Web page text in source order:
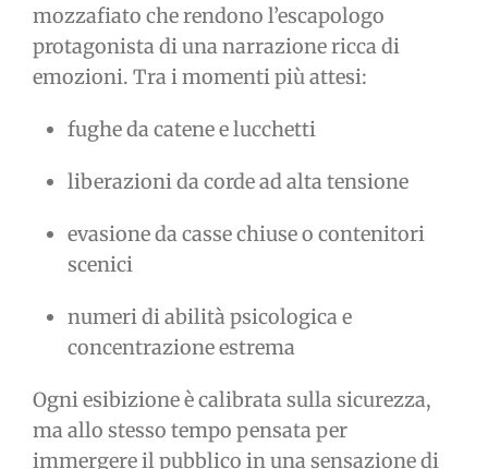
mozzafiato che rendono l’escapologo
protagonista di una narrazione ricca di
emozioni. Tra i momenti più attesi:
fughe da catene e lucchetti
liberazioni da corde ad alta tensione
evasione da casse chiuse o contenitori
scenici
numeri di abilità psicologica e
concentrazione estrema
Ogni esibizione è calibrata sulla sicurezza,
ma allo stesso tempo pensata per
immergere il pubblico in una sensazione di